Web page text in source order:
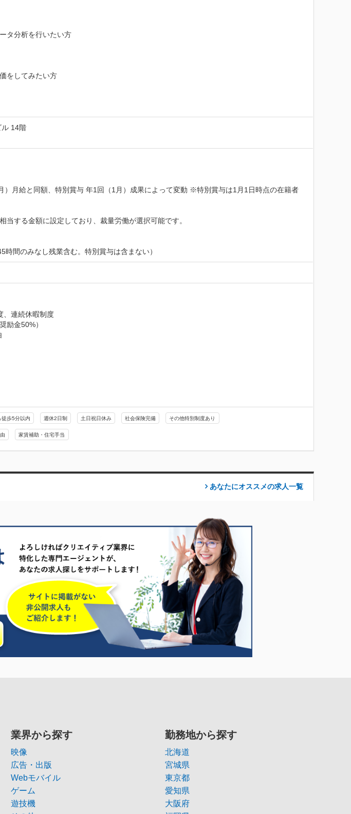
タ分析を行いたい方
をしてみたい方
14階
）月給と同額、特別賞与 年1回（1月）成果によって変動 ※特別賞与は1月1日時点の在籍者
当する金額に設定しており、裁量労働が選択可能です。
間のみなし残業含む。特別賞与は含まない）
、連続休暇制度
励金50%）
徒歩5分以内 週休2日制 土日祝日休み 社会保険完備 その他特別制度あり
家賃補助・住宅手当
あなたにオススメの求人一覧
業界から探す
映像
広告・出版
Webモバイル
ゲーム
遊技機
勤務地から探す
北海道
宮城県
東京都
愛知県
大阪府